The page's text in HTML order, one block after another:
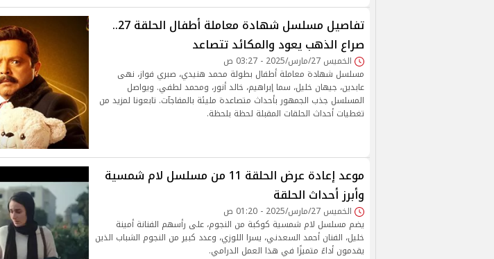
تفاصيل مسلسل شهادة معاملة أطفال الحلقة 27..
صراع الذهب يعود والمكائد تتصاعد
الخميس 27/مارس/2025 - 03:27 ص
مسلسل شهادة معاملة أطفال بطولة محمد هنيدي، صبري فواز، نهى
عابدين، جيهان خليل، سما إبراهيم، خالد أنور، ومحمد لطفي. ويواصل
المسلسل جذب الجمهور بأحداث متصاعدة مليئة بالمفاجآت. تابعونا لمزيد من
تغطيات أحداث الحلقات المقبلة لحظة بلحظة.
موعد إعادة عرض الحلقة 11 من مسلسل لام شمسية
وأبرز أحداث الحلقة
الخميس 27/مارس/2025 - 01:20 ص
يضم مسلسل لام شمسية كوكبة من النجوم، على رأسهم الفنانة أمينة
خليل، الفنان أحمد السعدني، يسرا اللوزي، وعدد كبير من النجوم الشباب الذين
يقدمون أداءً متميزًا في هذا العمل الدرامي.